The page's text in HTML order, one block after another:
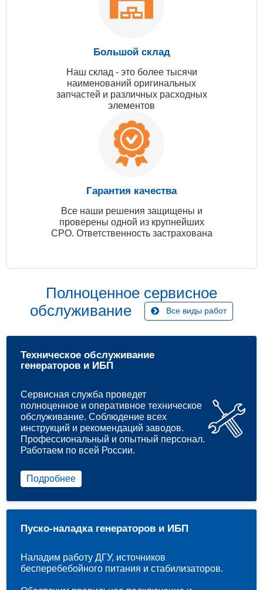
Большой склад
Наш склад - это более тысячи
наименований оригинальных
запчастей и различных расходных
элементов
Гарантия качества
Все наши решения защищены и
проверены одной из крупнейших
СРО. Ответственность застрахована
Полноценное сервисное
обслуживание
Все виды работ
Техническое обслуживание
генераторов и ИБП
Сервисная служба проведет
полноценное и оперативное техническое
обслуживание. Соблюдение всех
инструкций и рекомендаций заводов.
Профессиональный и опытный персонал.
Работаем по всей России.
Подробнее
Пуско-наладка генераторов и ИБП
Наладим работу ДГУ, источников
бесперебебойного питания и стабилизаторов.